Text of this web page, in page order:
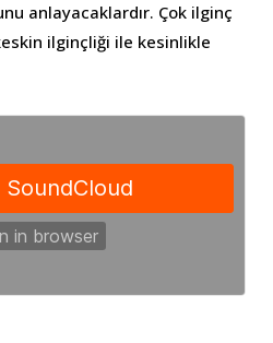
anlayacaklardır. Çok ilginç
ilginçliği ile kesinlikle